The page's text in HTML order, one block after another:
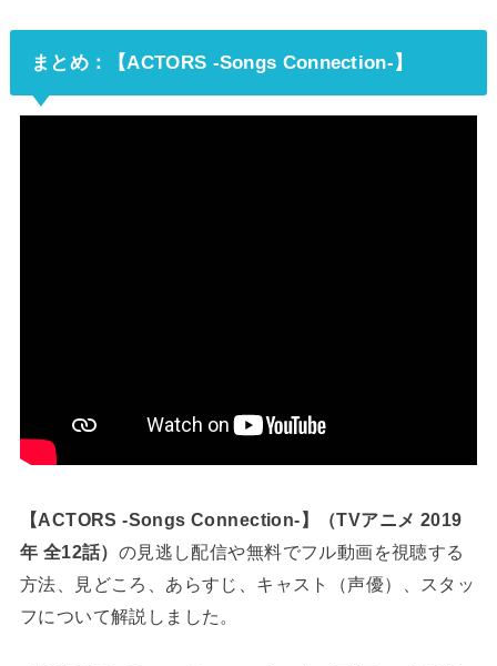
まとめ：【ACTORS -Songs Connection-】
【ACTORS -Songs Connection-】（TVアニメ 2019
年 全12話） の見逃し配信や無料でフル動画を視聴する
方法、見どころ、あらすじ、キャスト（声優）、スタッ
フについて解説しました。